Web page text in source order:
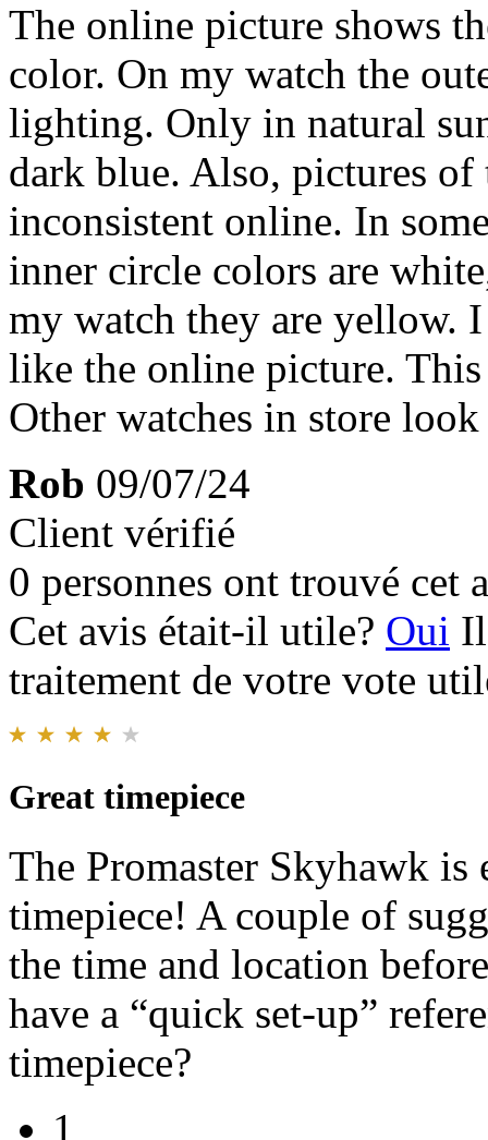
The online picture shows
color. On my watch the
lighting. Only in natural
dark blue. Also, pictures
inconsistent online. In
inner circle colors are
my watch they are yellow.
like the online picture.
Other watches in store
Rob 09/07/24
Client vérifié
0 personnes ont trouvé cet
Cet avis était-il utile? Oui
traitement de votre vote
Great timepiece
The Promaster Skyhawk
timepiece! A couple of
the time and location
have a “quick set-up”
timepiece?
1